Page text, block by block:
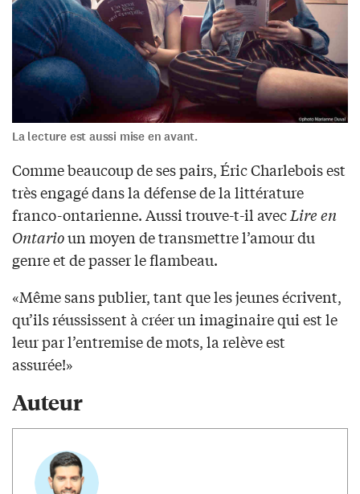
La lecture est aussi mise en avant.
Comme beaucoup de ses pairs, Éric Charlebois est
très engagé dans la défense de la littérature
franco-ontarienne. Aussi trouve-t-il avecLire en
Ontarioun moyen de transmettre l’amour du
genre et de passer le flambeau.
«Même sans publier, tant que les jeunes écrivent,
qu’ils réussissent à créer un imaginaire qui est le
leur par l’entremise de mots, la relève est
assurée!»
Auteur